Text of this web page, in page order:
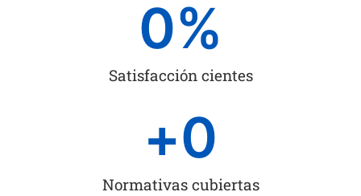
Satisfacción cientes
0%
Normativas cubiertas
+0